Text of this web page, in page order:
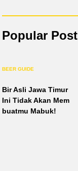
Popular Post
BEER GUIDE
Bir Asli Jawa Timur
Ini Tidak Akan Mem
buatmu Mabuk!